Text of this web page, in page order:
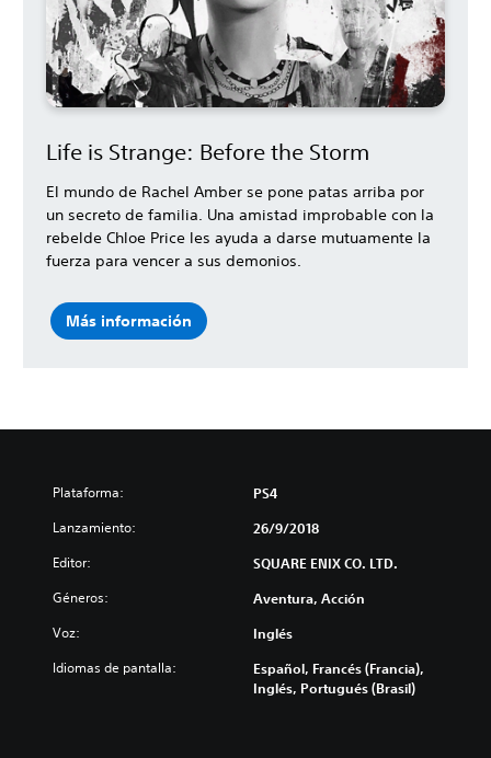
Life is Strange: Before the Storm
El mundo de Rachel Amber se pone patas arriba por
un secreto de familia. Una amistad improbable con la
rebelde Chloe Price les ayuda a darse mutuamente la
fuerza para vencer a sus demonios.
Más información
Plataforma: PS4
Lanzamiento: 26/9/2018
Editor: SQUARE ENIX CO. LTD.
Géneros: Aventura, Acción
Voz: Inglés
Idiomas de pantalla:
Español, Francés (Francia),
Inglés, Portugués (Brasil)